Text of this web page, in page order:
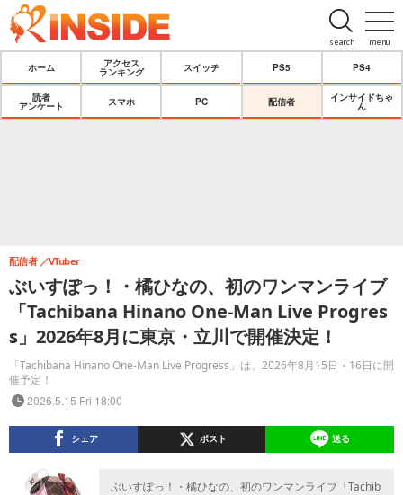
menu
search
ホーム
アクセス
ランキング
スイッチ PS5 PS4
読者
アンケート
スマホ PC 配信者
インサイドちゃ
ん
ぶいすぽっ！・橘ひなの、初のワンマンライブ
「Tachibana Hinano One-Man Live Progres
s」2026年8月に東京・立川で開催決定！
「Tachibana Hinano One-Man Live Progress」は、2026年8月15日・16日に開
催予定！
配信者 VTuber
2026.5.15 Fri 18:00
シェア ポスト 送る
ぶいすぽっ！・橘ひなの、初のワンマンライブ「Tachib